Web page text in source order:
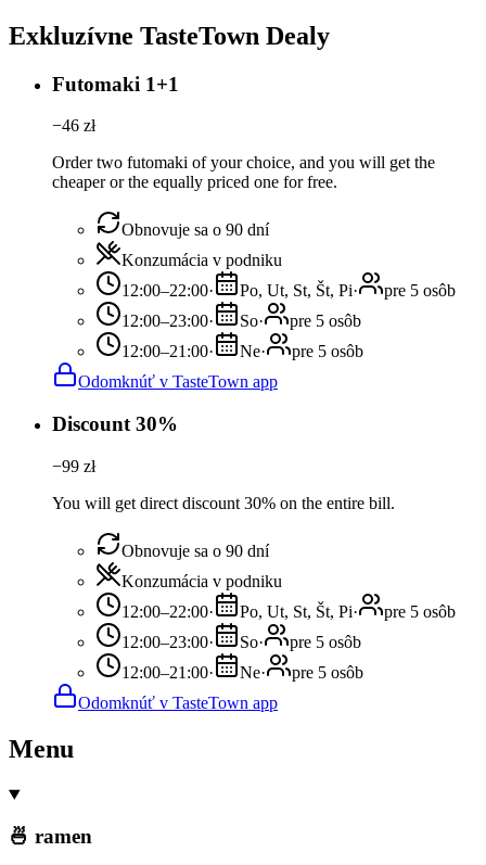
Exkluzívne TasteTown Dealy
Futomaki 1+1
−46 zł
Order two futomaki of your choice, and you will get the
cheaper or the equally priced one for free.
Obnovuje sa o 90 dní
Konzumácia v podniku
12:00–22:00· Po, Ut, St, Št, Pi·
pre 5 osôb
12:00–23:00· So·
pre 5 osôb
12:00–21:00· Ne·
pre 5 osôb
Odomknúť v TasteTown app
Discount 30%
−99 zł
You will get direct discount 30% on the entire bill.
Obnovuje sa o 90 dní
Konzumácia v podniku
12:00–22:00· Po, Ut, St, Št, Pi·
pre 5 osôb
12:00–23:00· So·
pre 5 osôb
12:00–21:00· Ne·
pre 5 osôb
Odomknúť v TasteTown app
Menu
🍜 ramen